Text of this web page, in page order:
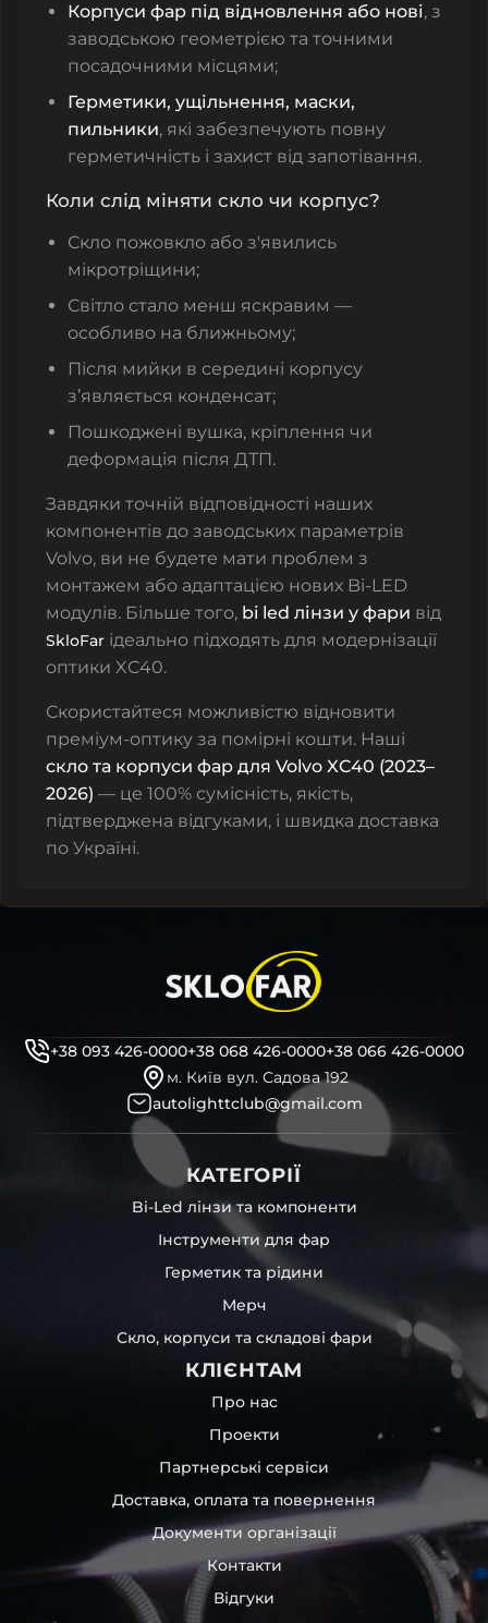
Корпуси фар під відновлення або нові, з
заводською геометрією та точними
посадочними місцями;
Герметики, ущільнення, маски,
пильники, які забезпечують повну
герметичність і захист від запотівання.
Коли слід міняти скло чи корпус?
Скло пожовкло або з'явились
мікротріщини;
Світло стало менш яскравим —
особливо на ближньому;
Після мийки в середині корпусу
з’являється конденсат;
Пошкоджені вушка, кріплення чи
деформація після ДТП.
Завдяки точній відповідності наших
компонентів до заводських параметрів
Volvo, ви не будете мати проблем з
монтажем або адаптацією нових Bi-LED
модулів. Більше того, bi led лінзи у фари від
SkloFar ідеально підходять для модернізації
оптики XC40.
Скористайтеся можливістю відновити
преміум-оптику за помірні кошти. Наші
скло та корпуси фар для Volvo XC40 (2023–
2026) — це 100% сумісність, якість,
підтверджена відгуками, і швидка доставка
по Україні.
+38 093 426-0000+38 068 426-0000+38 066 426-0000
м. Київ вул. Садова 192
autolighttclub@gmail.com
КАТЕГОРІЇ
Bi-Led лінзи та компоненти
Інструменти для фар
Герметик та рідини
Мерч
Скло, корпуси та складові фари
КЛІЄНТАМ
Про нас
Проекти
Партнерські сервіси
Доставка, оплата та повернення
Документи організації
Контакти
Відгуки